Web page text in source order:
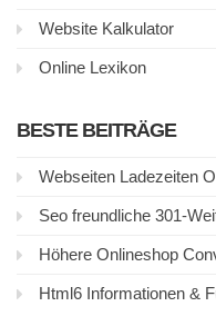
Website Kalkulator
Online Lexikon
BESTE BEITRÄGE
Webseiten Ladezeiten
Seo freundliche 301-
Höhere Onlineshop
Html6 Informationen &